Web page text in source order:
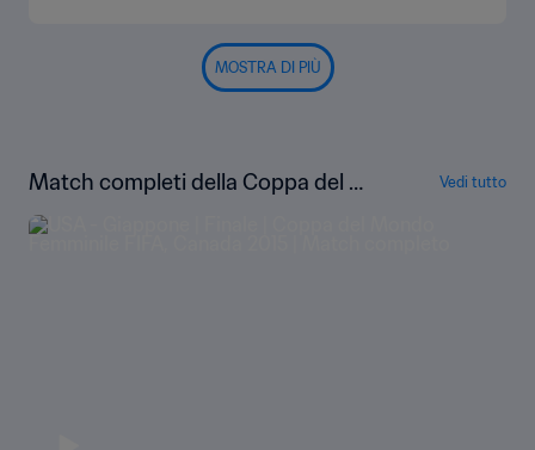
MOSTRA DI PIÙ
Match completi della Coppa del Mo
ndo femminile FIFA Canada 2015
Vedi tutto